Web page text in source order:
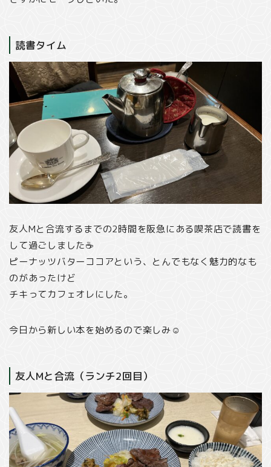
読書タイム
友人Mと合流するまでの2時間を阪急にある喫茶店で読書を
して過ごしました☕️
ピーナッツバターココアという、とんでもなく魅力的なも
のがあったけど
チキってカフェオレにした。
今日から新しい本を始めるので楽しみ☺️
友人Mと合流（ランチ2回目）